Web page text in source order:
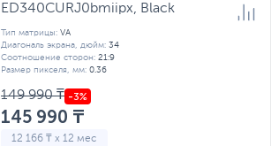
ED340CURJ0bmiipx, Black
Тип матрицы: VA
Диагональ экрана, дюйм: 34
Соотношение сторон: 21:9
Размер пикселя, мм: 0.36
149 990 ₸
145 990 ₸
12 166 ₸ x 12 мес